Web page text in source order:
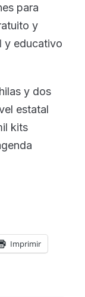
para
y
y educativo
y dos
estatal
kits
Imprimir